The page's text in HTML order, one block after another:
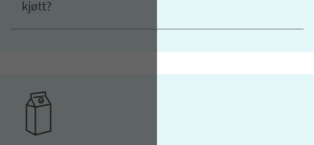
kjøtt?